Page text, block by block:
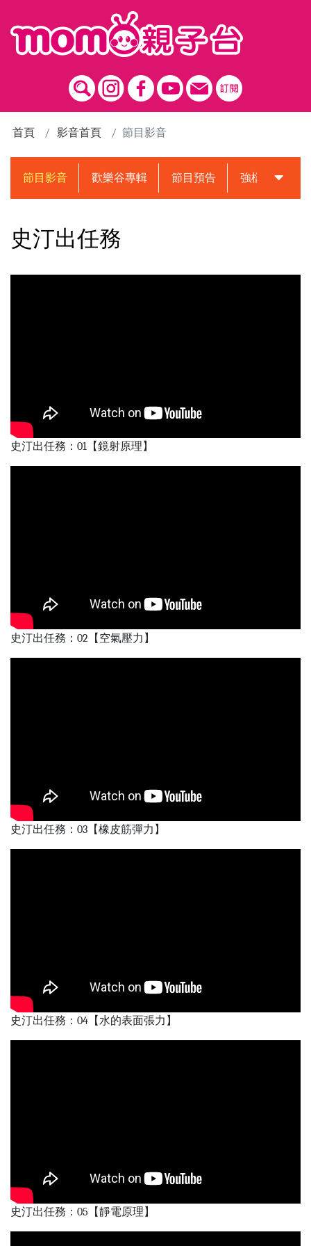
首頁 影音首頁 節目影音
節目影音 歡樂谷專輯 節目預告 強檔動畫預告
史汀出任務
史汀出任務：01【鏡射原理】
史汀出任務：02【空氣壓力】
史汀出任務：03【橡皮筋彈力】
史汀出任務：04【水的表面張力】
史汀出任務：05【靜電原理】